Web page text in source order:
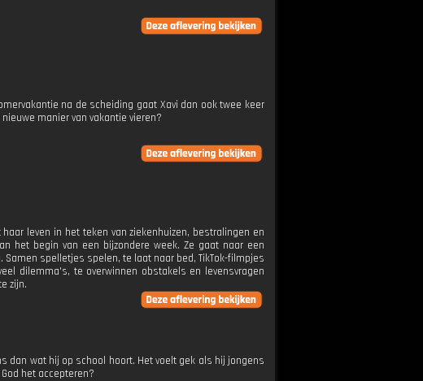
na de scheiding gaat Xavi dan ook twee keer
manier van vakantie vieren?
leven in het teken van ziekenhuizen, bestralingen en
het begin van een bijzondere week. Ze gaat naar een
spelletjes spelen, te laat naar bed, TikTok-filmpjes
dilemma's, te overwinnen obstakels en levensvragen
zijn.
dan wat hij op school hoort. Het voelt gek als hij jongens
het accepteren?